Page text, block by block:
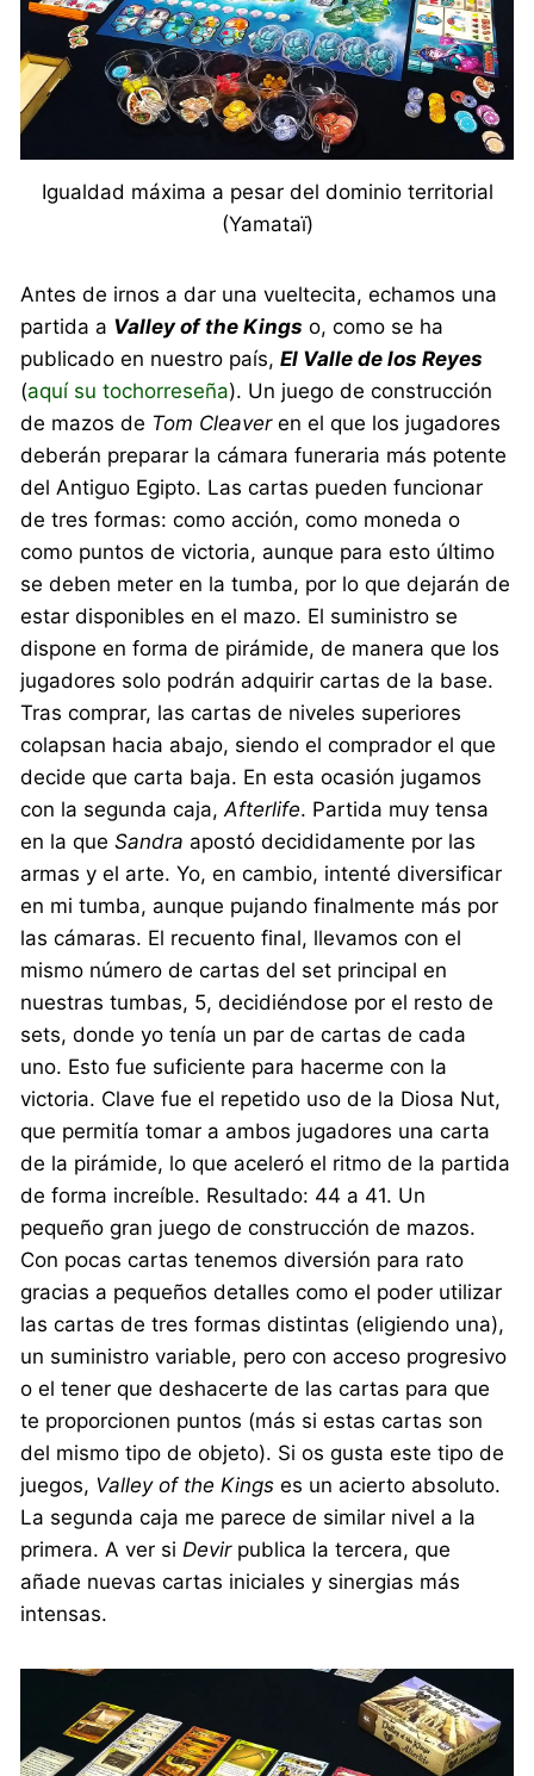
Igualdad máxima a pesar del dominio territorial
(Yamataï)
Antes de irnos a dar una vueltecita, echamos una
partida a Valley of the Kings o, como se ha
publicado en nuestro país,El Valle de los Reyes
(aquí su tochorreseña). Un juego de construcción
de mazos de Tom Cleaveren el que los jugadores
deberán preparar la cámara funeraria más potente
del Antiguo Egipto. Las cartas pueden funcionar
de tres formas: como acción, como moneda o
como puntos de victoria, aunque para esto último
se deben meter en la tumba, por lo que dejarán de
estar disponibles en el mazo. El suministro se
dispone en forma de pirámide, de manera que los
jugadores solo podrán adquirir cartas de la base.
Tras comprar, las cartas de niveles superiores
colapsan hacia abajo, siendo el comprador el que
decide que carta baja. En esta ocasión jugamos
con la segunda caja,Afterlife. Partida muy tensa
en la queSandra apostó decididamente por las
armas y el arte. Yo, en cambio, intenté diversificar
en mi tumba, aunque pujando finalmente más por
las cámaras. El recuento final, llevamos con el
mismo número de cartas del set principal en
nuestras tumbas, 5, decidiéndose por el resto de
sets, donde yo tenía un par de cartas de cada
uno. Esto fue suficiente para hacerme con la
victoria. Clave fue el repetido uso de la Diosa Nut,
que permitía tomar a ambos jugadores una carta
de la pirámide, lo que aceleró el ritmo de la partida
de forma increíble. Resultado: 44 a 41. Un
pequeño gran juego de construcción de mazos.
Con pocas cartas tenemos diversión para rato
gracias a pequeños detalles como el poder utilizar
las cartas de tres formas distintas (eligiendo una),
un suministro variable, pero con acceso progresivo
o el tener que deshacerte de las cartas para que
te proporcionen puntos (más si estas cartas son
del mismo tipo de objeto). Si os gusta este tipo de
juegos, Valley of the Kings es un acierto absoluto.
La segunda caja me parece de similar nivel a la
primera. A ver siDevirpublica la tercera, que
añade nuevas cartas iniciales y sinergias más
intensas.